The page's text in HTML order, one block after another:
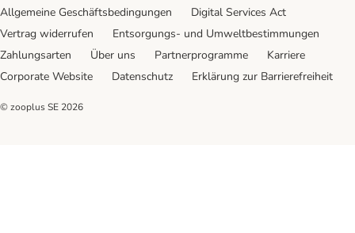
Allgemeine Geschäftsbedingungen
Digital Services Act
Vertrag widerrufen
Entsorgungs- und Umweltbestimmungen
Zahlungsarten
Über uns Partnerprogramme
Karriere
Corporate Website
Datenschutz Erklärung zur Barrierefreiheit
© zooplus SE 2026